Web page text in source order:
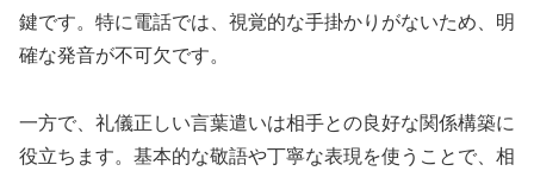
鍵です。特に電話では、視覚的な手掛かりがないため、明
確な発音が不可欠です。
一方で、礼儀正しい言葉遣いは相手との良好な関係構築に
役立ちます。基本的な敬語や丁寧な表現を使うことで、相